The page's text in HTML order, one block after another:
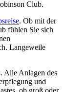
Club.
. Ob mit der
fühlen Sie sich
Langeweile
Alle Anlagen des
und
ob groß oder